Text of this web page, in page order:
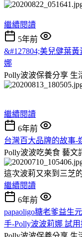
繼續閱讀
5年前
&#127804;美兒健葉
娜
Polly波波保養分享 生
繼續閱讀
6年前
台灣百大品牌的故事
Polly波波吃美食 藝文
這次波莉又來到三芝
繼續閱讀
6年前
papaoligo糖老爹益生
手-Polly波波莉娜 試用